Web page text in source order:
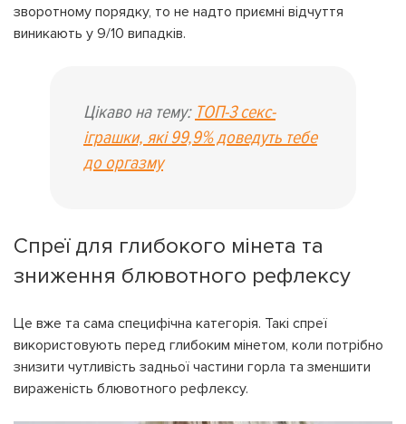
зворотному порядку, то не надто приємні відчуття
виникають у 9/10 випадків.
Цікаво на тему: ТОП-3 секс-
іграшки, які 99,9% доведуть тебе
до оргазму
Спреї для глибокого мінета та
зниження блювотного рефлексу
Це вже та сама специфічна категорія. Такі спреї
використовують перед глибоким мінетом, коли потрібно
знизити чутливість задньої частини горла та зменшити
вираженість блювотного рефлексу.